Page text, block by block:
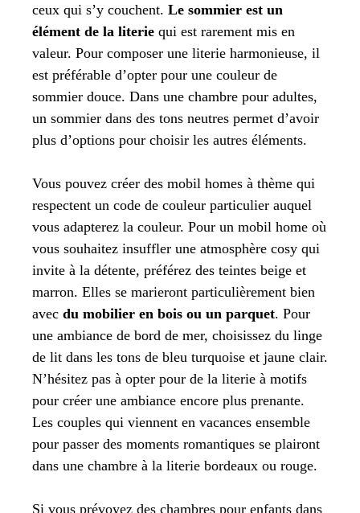
ceux qui s’y couchent. Le sommier est un
élément de la literie qui est rarement mis en
valeur. Pour composer une literie harmonieuse, il
est préférable d’opter pour une couleur de
sommier douce. Dans une chambre pour adultes,
un sommier dans des tons neutres permet d’avoir
plus d’options pour choisir les autres éléments.
Vous pouvez créer des mobil homes à thème qui
respectent un code de couleur particulier auquel
vous adapterez la couleur. Pour un mobil home où
vous souhaitez insuffler une atmosphère cosy qui
invite à la détente, préférez des teintes beige et
marron. Elles se marieront particulièrement bien
avec du mobilier en bois ou un parquet. Pour
une ambiance de bord de mer, choisissez du linge
de lit dans les tons de bleu turquoise et jaune clair.
N’hésitez pas à opter pour de la literie à motifs
pour créer une ambiance encore plus prenante.
Les couples qui viennent en vacances ensemble
pour passer des moments romantiques se plairont
dans une chambre à la literie bordeaux ou rouge.
Si vous prévoyez des chambres pour enfants dans